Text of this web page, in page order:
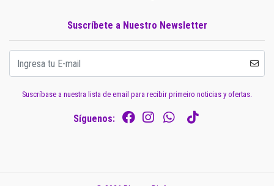
Suscríbete a Nuestro Newsletter
Suscríbase a nuestra lista de email para recibir primeiro noticias y ofertas.
Síguenos: